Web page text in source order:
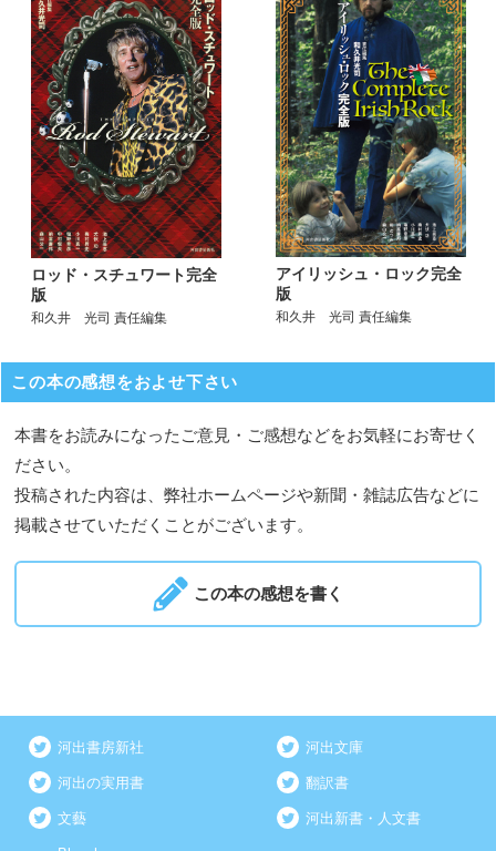
ロッド・スチュワート完全
版
和久井 光司 責任編集
アイリッシュ・ロック完全
版
和久井 光司 責任編集
この本の感想をおよせ下さい
本書をお読みになったご意見・ご感想などをお気軽にお寄せく
ださい。
投稿された内容は、弊社ホームページや新聞・雑誌広告などに
掲載させていただくことがございます。
この本の感想を書く
河出書房新社 河出文庫
河出の実用書 翻訳書
文藝 河出新書・人文書